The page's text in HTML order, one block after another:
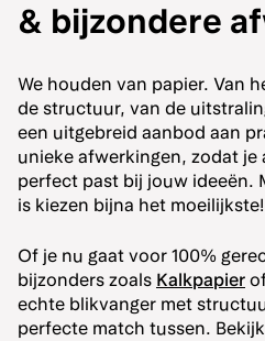
& bijzondere
We houden van papier. Van
de structuur, van de
een uitgebreid aanbod aan
unieke afwerkingen, zodat
perfect past bij jouw ideeën.
is kiezen bijna het moeilijkste!
Of je nu gaat voor 100%
bijzonders zoals Kalkpapier
echte blikvanger met
perfecte match tussen.